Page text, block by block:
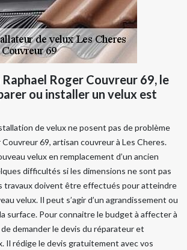
Raphael Roger Couvreur 69, le
ou installer un velux est
de velux ne posent pas de problème
Couvreur 69, artisan couvreur à Les Cheres.
velux en remplacement d’un ancien
difficultés si les dimensions ne sont pas
travaux doivent être effectués pour atteindre
velux. Il peut s’agir d’un agrandissement ou
surface. Pour connaitre le budget à affecter à
demander le devis du réparateur et
Il rédige le devis gratuitement avec vos